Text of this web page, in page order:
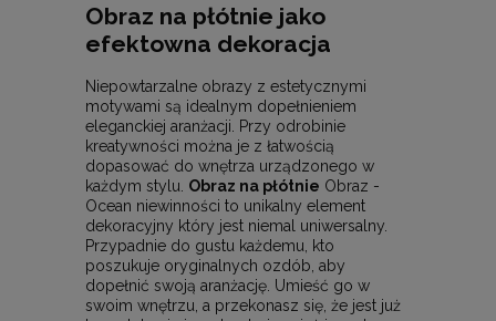
Obraz na płótnie jako
efektowna dekoracja
Niepowtarzalne obrazy z estetycznymi
motywami są idealnym dopełnieniem
eleganckiej aranżacji. Przy odrobinie
kreatywności można je z łatwością
dopasować do wnętrza urządzonego w
każdym stylu. Obraz na płótnie Obraz -
Ocean niewinności to unikalny element
dekoracyjny który jest niemal uniwersalny.
Przypadnie do gustu każdemu, kto
poszukuje oryginalnych ozdób, aby
dopełnić swoją aranżację. Umieść go w
swoim wnętrzu, a przekonasz się, że jest już